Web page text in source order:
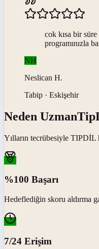
cok kısa bir süre
programınızla
NH
Neslican H.
Tabip · Eskişehir
Neden
Yılların tecrübesiyle TIPDİL
%100 Başarı
Hedeflediğin skoru aldırma
7/24 Erişim